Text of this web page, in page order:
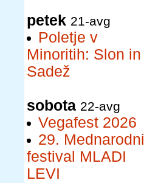
petek 21-avg
Poletje v
Minoritih: Slon in
Sadež
sobota 22-avg
Vegafest 2026
29. Mednarodni
festival MLADI
LEVI